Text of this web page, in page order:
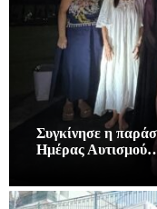
Συγκίνησε η
Ημέρας